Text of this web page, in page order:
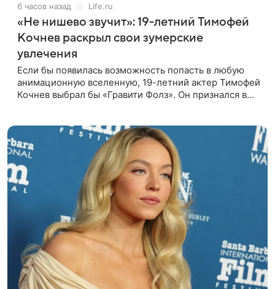
6 часов назад Life.ru
«Не нишево звучит»: 19-летний Тимофей
Кочнев раскрыл свои зумерские
увлечения
Если бы появилась возможность попасть в любую
анимационную вселенную, 19-летний актер Тимофей
Кочнев выбрал бы «Гравити Фолз». Он признался в